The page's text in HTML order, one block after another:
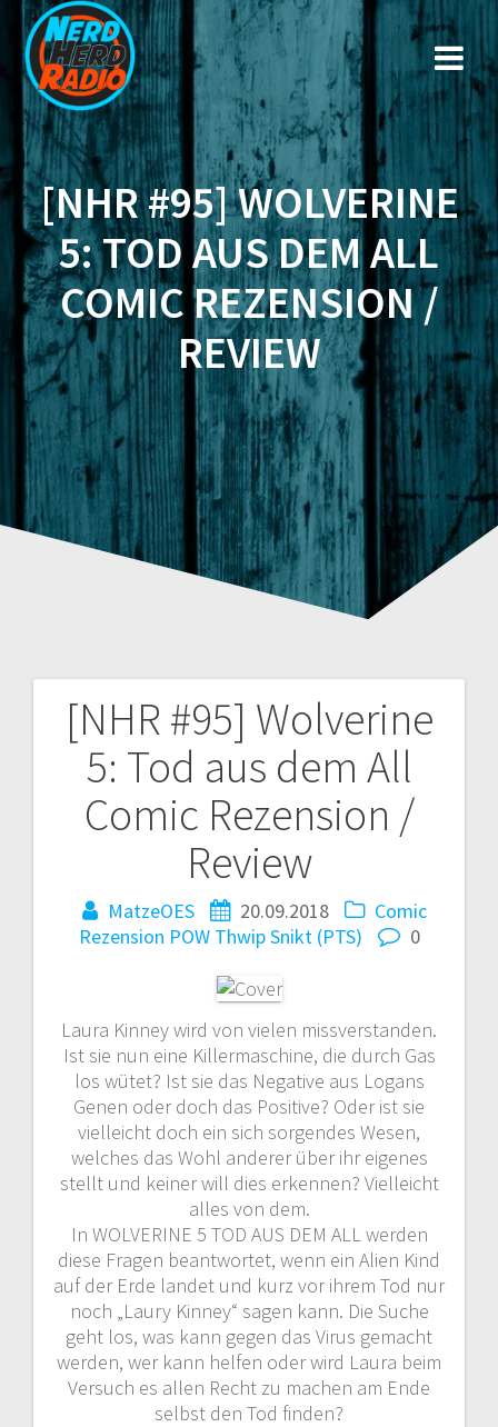
Zum
Inhalt
springen
[NHR #95] WOLVERINE
5: TOD AUS DEM ALL
COMIC REZENSION /
REVIEW
[NHR #95] Wolverine
5: Tod aus dem All
Comic Rezension /
Review
MatzeOES 20.09.2018
Comic
Rezension POW Thwip Snikt (PTS) 0
Laura Kinney wird von vielen missverstanden.
Ist sie nun eine Killermaschine, die durch Gas
los wütet? Ist sie das Negative aus Logans
Genen oder doch das Positive? Oder ist sie
vielleicht doch ein sich sorgendes Wesen,
welches das Wohl anderer über ihr eigenes
stellt und keiner will dies erkennen? Vielleicht
alles von dem.
In WOLVERINE 5 TOD AUS DEM ALL werden
diese Fragen beantwortet, wenn ein Alien Kind
auf der Erde landet und kurz vor ihrem Tod nur
noch „Laury Kinney“ sagen kann. Die Suche
geht los, was kann gegen das Virus gemacht
werden, wer kann helfen oder wird Laura beim
Versuch es allen Recht zu machen am Ende
selbst den Tod finden?
Beitragsnavigation